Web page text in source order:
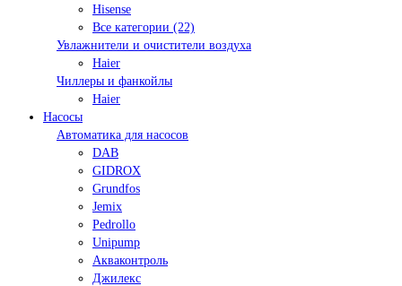
Hisense
Все категории (22)
Увлажнители и очистители воздуха
Haier
Чиллеры и фанкойлы
Haier
Насосы
Автоматика для насосов
DAB
GIDROX
Grundfos
Jemix
Pedrollo
Unipump
Акваконтроль
Джилекс